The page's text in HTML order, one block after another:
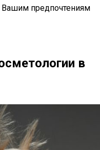
Вашим предпочтениям
в